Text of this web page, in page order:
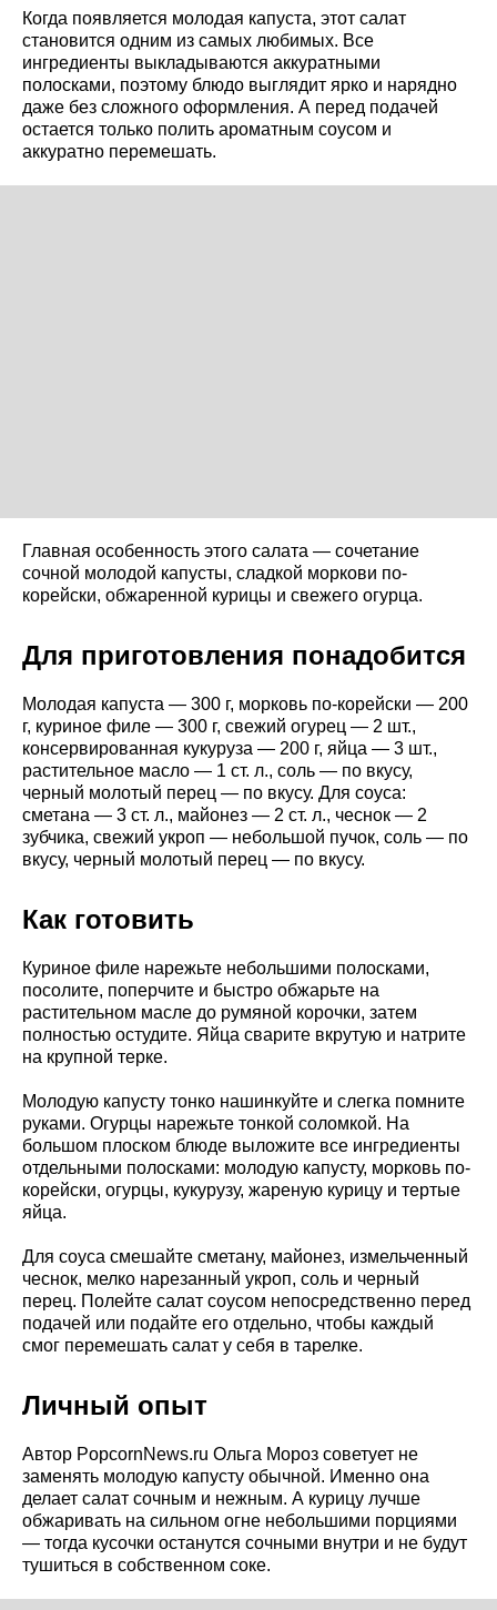
Когда появляется молодая капуста, этот салат
становится одним из самых любимых. Все
ингредиенты выкладываются аккуратными
полосками, поэтому блюдо выглядит ярко и нарядно
даже без сложного оформления. А перед подачей
остается только полить ароматным соусом и
аккуратно перемешать.
Главная особенность этого салата — сочетание
сочной молодой капусты, сладкой моркови по-
корейски, обжаренной курицы и свежего огурца.
Для приготовления понадобится
Молодая капуста — 300 г, морковь по-корейски — 200
г, куриное филе — 300 г, свежий огурец — 2 шт.,
консервированная кукуруза — 200 г, яйца — 3 шт.,
растительное масло — 1 ст. л., соль — по вкусу,
черный молотый перец — по вкусу. Для соуса:
сметана — 3 ст. л., майонез — 2 ст. л., чеснок — 2
зубчика, свежий укроп — небольшой пучок, соль — по
вкусу, черный молотый перец — по вкусу.
Как готовить
Куриное филе нарежьте небольшими полосками,
посолите, поперчите и быстро обжарьте на
растительном масле до румяной корочки, затем
полностью остудите. Яйца сварите вкрутую и натрите
на крупной терке.
Молодую капусту тонко нашинкуйте и слегка помните
руками. Огурцы нарежьте тонкой соломкой. На
большом плоском блюде выложите все ингредиенты
отдельными полосками: молодую капусту, морковь по-
корейски, огурцы, кукурузу, жареную курицу и тертые
яйца.
Для соуса смешайте сметану, майонез, измельченный
чеснок, мелко нарезанный укроп, соль и черный
перец. Полейте салат соусом непосредственно перед
подачей или подайте его отдельно, чтобы каждый
смог перемешать салат у себя в тарелке.
Личный опыт
Автор PopcornNews.ru Ольга Мороз советует не
заменять молодую капусту обычной. Именно она
делает салат сочным и нежным. А курицу лучше
обжаривать на сильном огне небольшими порциями
— тогда кусочки останутся сочными внутри и не будут
тушиться в собственном соке.